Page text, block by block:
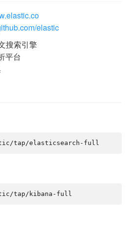
elastic
搜索引擎
平台
tap/elasticsearch-full
tap/kibana-full